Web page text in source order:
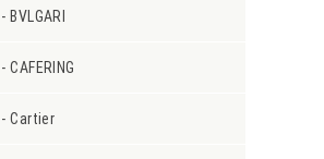
BVLGARI
CAFERING
Cartier